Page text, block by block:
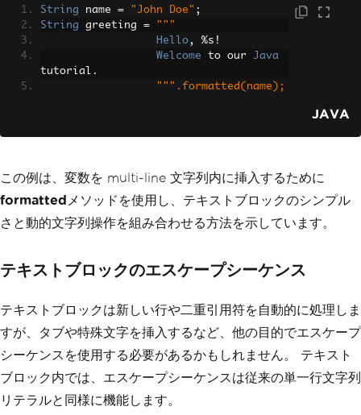
String name = "John Doe" ;
String greeting =
"""
Hello, %s !
Welcome to our Java
tutorial .
""".formatted(name);
JAVA
この例は、変数を multi-line 文字列内に挿入するために
formatted メソッドを使用し、テキストブロックのシンプル
さと動的文字列操作を組み合わせる方法を示しています。
テキストブロックのエスケープシーケンス
テキストブロックは新しい行や二重引用符を自動的に処理しま
すが、タブや特殊文字を挿入するなど、他の目的でエスケープ
シーケンスを使用する必要があるかもしれません。 テキスト
ブロック内では、エスケープシーケンスは従来の単一行文字列
リテラルと同様に機能します。